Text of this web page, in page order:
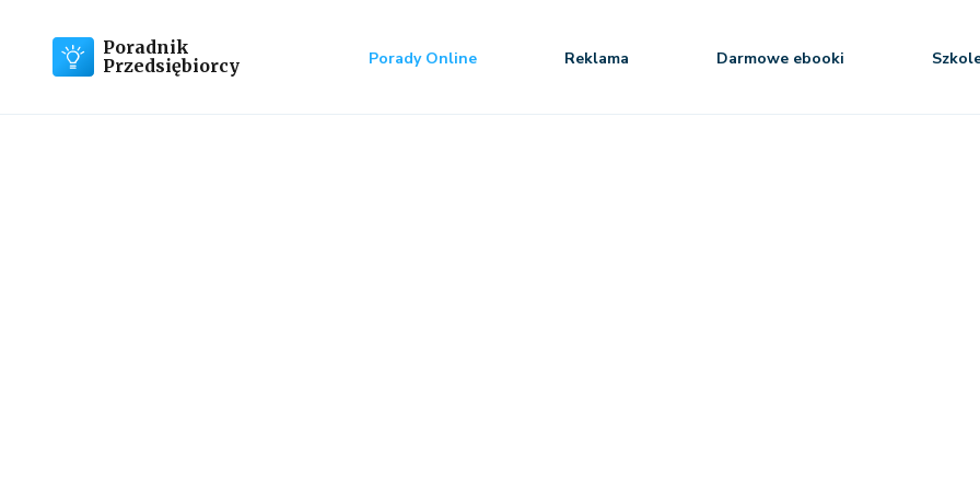
Poradnik
Przedsiębiorcy
Porady Online Reklama Darmowe ebooki